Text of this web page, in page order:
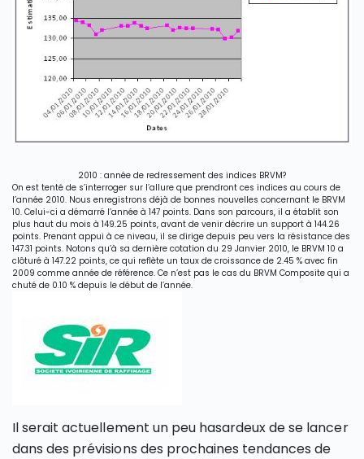
2010 : année de redressement des indices BRVM?
On est tenté de s’interroger sur l’allure que prendront ces indices au cours de
l’année 2010. Nous enregistrons déjà de bonnes nouvelles concernant le BRVM
10. Celui-ci a démarré l’année à 147 points. Dans son parcours, il a établit son
plus haut du mois à 149.25 points, avant de venir décrire un support à 144.26
points. Prenant appui à ce niveau, il se dirige depuis peu vers la résistance des
147.31 points. Notons qu’à sa dernière cotation du 29 Janvier 2010, le BRVM 10 a
clôturé à 147.22 points, ce qui reflète un taux de croissance de 2.45 % avec fin
2009 comme année de référence. Ce n’est pas le cas du BRVM Composite qui a
chuté de 0.10 % depuis le début de l’année.
Il serait actuellement un peu hasardeux de se lancer
dans des prévisions des prochaines tendances de